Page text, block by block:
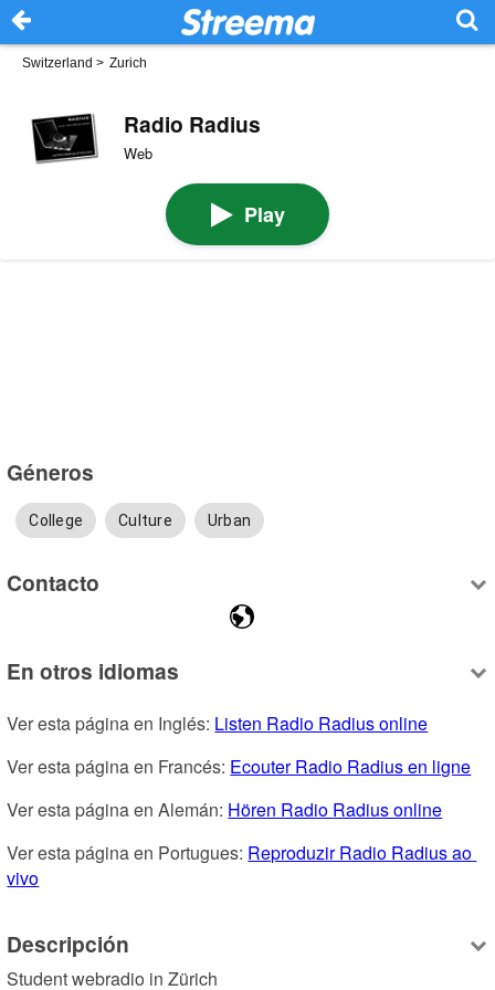
Switzerland > Zurich
Radio Radius
Web
Play
Géneros
College Culture Urban
Contacto
En otros idiomas
Ver esta página en Inglés: Listen Radio Radius online
Ver esta página en Francés: Ecouter Radio Radius en ligne
Ver esta página en Alemán: Hören Radio Radius online
Ver esta página en Portugues: Reproduzir Radio Radius ao
vivo
Descripción
Student webradio in Zürich